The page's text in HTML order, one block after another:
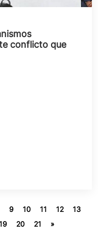
conflicto que
9 10 11 12
13
20 21 »